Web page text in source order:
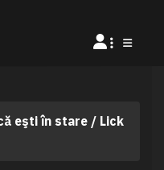
eşti în stare / Lick